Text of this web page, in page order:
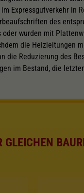
im Expressgutverkehr in
des
oder wurden mit
die Heizleitungen
die Reduzierung des
im Bestand, die
GLEICHEN